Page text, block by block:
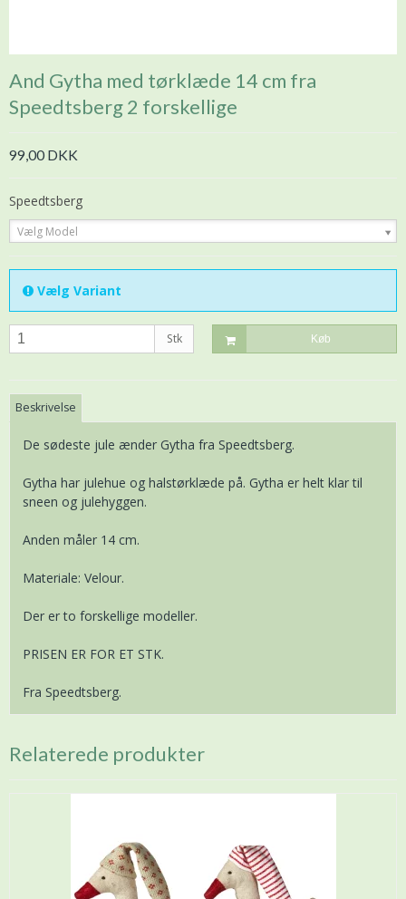
And Gytha med tørklæde 14 cm fra
Speedtsberg 2 forskellige
99,00 DKK
Speedtsberg
Vælg Model
Vælg Variant
Stk Køb
Beskrivelse
De sødeste jule ænder Gytha fra Speedtsberg.
Gytha har julehue og halstørklæde på. Gytha er helt klar til
sneen og julehyggen.
Anden måler 14 cm.
Materiale: Velour.
Der er to forskellige modeller.
PRISEN ER FOR ET STK.
Fra Speedtsberg.
Relaterede produkter